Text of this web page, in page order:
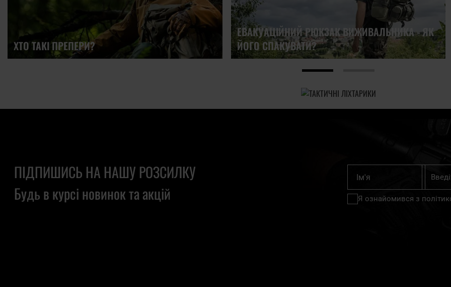
ХТО ТАКІ ПРЕПЕРИ?
ЕВАКУАЦІЙНИЙ РЮКЗАК ВИЖИВАЛЬНИКА - ЯК
ЙОГО СПАКУВАТИ?
ПІДПИШИСЬ НА НАШУ РОЗСИЛКУ
Будь в курсі новинок та акцій
нашу
розсилку
Я ознайомився з